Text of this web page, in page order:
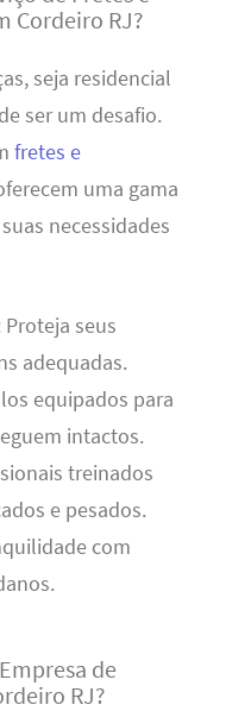
Cordeiro RJ?
seja residencial
ser um desafio.
fretes e
uma gama
necessidades
Proteja seus
adequadas.
equipados para
intactos.
treinados
e pesados.
com
de
RJ?